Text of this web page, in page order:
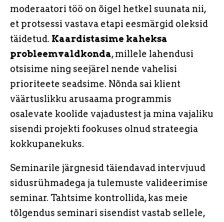
moderaatori töö on õigel hetkel suunata nii,
et protsessi vastava etapi eesmärgid oleksid
täidetud. Kaardistasime kaheksa
probleemvaldkonda, millele lahendusi
otsisime ning seejärel nende vahelisi
prioriteete seadsime. Nõnda sai klient
väärtuslikku arusaama programmis
osalevate koolide vajadustest ja mina vajaliku
sisendi projekti fookuses olnud strateegia
kokkupanekuks.
Seminarile järgnesid täiendavad intervjuud
sidusrühmadega ja tulemuste valideerimise
seminar. Tahtsime kontrollida, kas meie
tõlgendus seminari sisendist vastab sellele,